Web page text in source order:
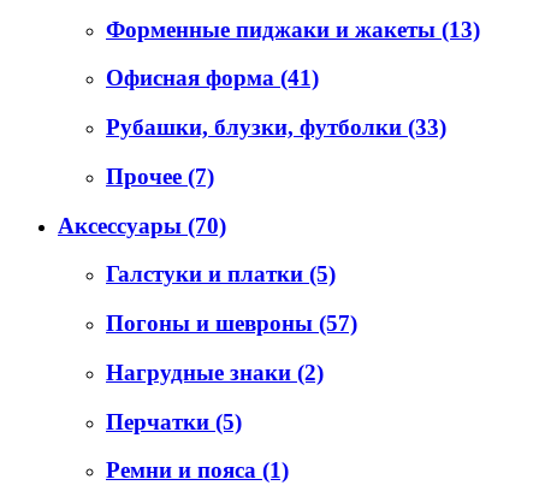
Форменные пиджаки и жакеты (13)
Офисная форма (41)
Рубашки, блузки, футболки (33)
Прочее (7)
Аксессуары (70)
Галстуки и платки (5)
Погоны и шевроны (57)
Нагрудные знаки (2)
Перчатки (5)
Ремни и пояса (1)